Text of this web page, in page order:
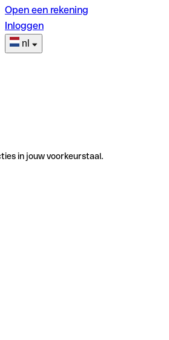
Open een rekening
Inloggen
nl
in jouw voorkeurstaal.